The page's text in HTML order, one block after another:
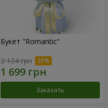
Букет "Romantic"
2 124 грн
Заказать